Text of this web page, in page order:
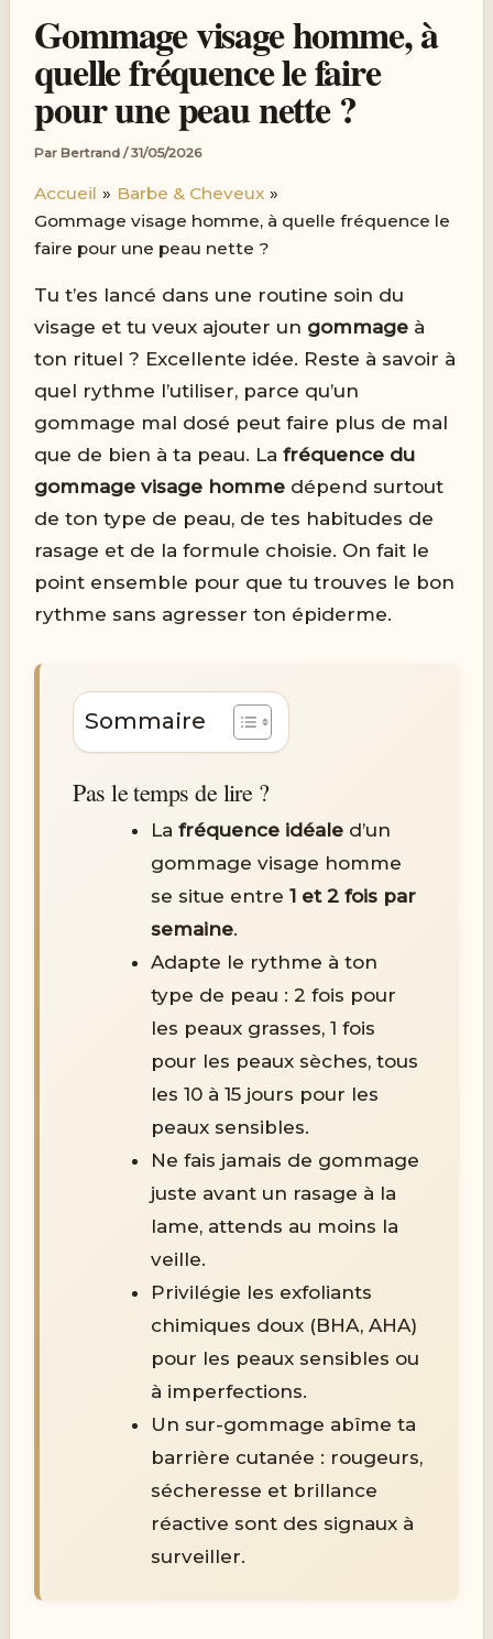
Gommage visage homme, à
quelle fréquence le faire
pour une peau nette ?
Par Bertrand/31/05/2026
Accueil
Barbe & Cheveux
Gommage visage homme, à quelle fréquence le
faire pour une peau nette ?
Tu t’es lancé dans une routine soin du
visage et tu veux ajouter un gommage à
ton rituel ? Excellente idée. Reste à savoir à
quel rythme l’utiliser, parce qu’un
gommage mal dosé peut faire plus de mal
que de bien à ta peau. Lafréquence du
gommage visage homme dépend surtout
de ton type de peau, de tes habitudes de
rasage et de la formule choisie. On fait le
point ensemble pour que tu trouves le bon
rythme sans agresser ton épiderme.
Sommaire
Pas le temps de lire ?
Lafréquence idéale d’un
gommage visage homme
se situe entre1 et 2 fois par
semaine.
Adapte le rythme à ton
type de peau : 2 fois pour
les peaux grasses, 1 fois
pour les peaux sèches, tous
les 10 à 15 jours pour les
peaux sensibles.
Ne fais jamais de gommage
juste avant un rasage à la
lame, attends au moins la
veille.
Privilégie les exfoliants
chimiques doux (BHA, AHA)
pour les peaux sensibles ou
à imperfections.
Un sur-gommage abîme ta
barrière cutanée : rougeurs,
sécheresse et brillance
réactive sont des signaux à
surveiller.